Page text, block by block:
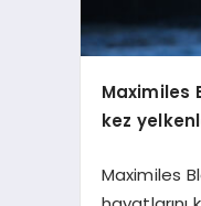
Maximiles
kez
Maximiles